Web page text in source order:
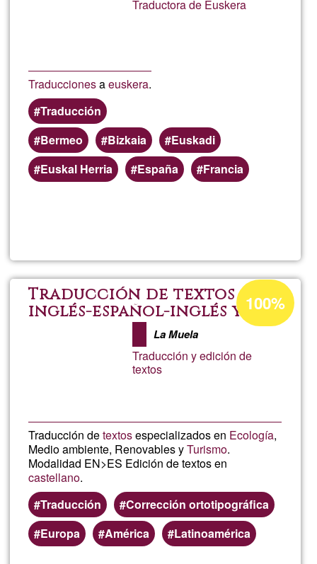
Traductora de Euskera
Traduccionesaeuskera.
Traducción
Bermeo
Bizkaia
Euskadi
Euskal Herria
España Francia
de
Lurtxu
Traducción de textos
inglés-español-inglés y
edición de textos
La Muela
Traducción y edición de
textos
Traducción detextosespecializados en Ecología,
Medio ambiente, Renovables yTurismo.
Modalidad EN>ES Edición de textos en
castellano.
Traducción
Corrección ortotipográfica
Europa
América Latinoamérica
Porcentaje
de
aceptación
de
100%